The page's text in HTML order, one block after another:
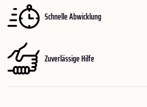
Schnelle Abwicklung
Zuverlässige Hilfe